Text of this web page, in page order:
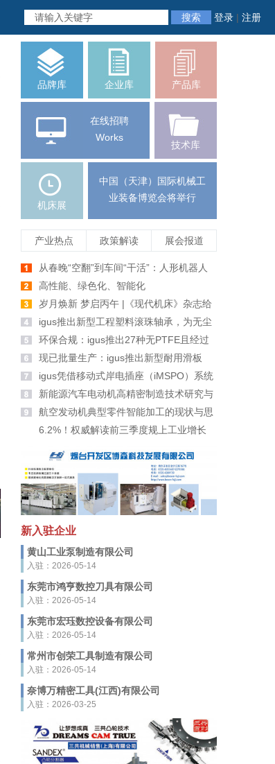
搜索 登录 | 注册
品牌库 企业库 产品库
在线招聘
Works
技术库
机床展
中国（天津）国际机械工
业装备博览会将举行
产业热点 政策解读 展会报道
从春晚“空翻”到车间“干活”：人形机器人
爆发前夕，机床行业如何牵手未来智造
高性能、绿色化、智能化
岁月焕新 梦启丙午 |《现代机床》杂志给
大家拜年啦！
igus推出新型工程塑料滚珠轴承，为无尘
室带来更高安全性
环保合规：igus推出27种无PTFE且经过
PFAS检测的新材料
现已批量生产：igus推出新型耐用滑板
轮、滑轮及滚轮适配器
igus凭借移动式岸电插座（iMSPO）系统
荣获“年度海事创新者”奖
新能源汽车电动机高精密制造技术研究与
应用航空发动机典型零件智能加工的现状与思
6.2%！权威解读前三季度规上工业增长
新入驻企业
黄山工业泵制造有限公司
入驻：2026-05-14
东莞市鸿亨数控刀具有限公司
入驻：2026-05-14
东莞市宏珏数控设备有限公司
入驻：2026-05-14
常州市创荣工具制造有限公司
入驻：2026-05-14
奈博万精密工具(江西)有限公司
入驻：2026-03-25